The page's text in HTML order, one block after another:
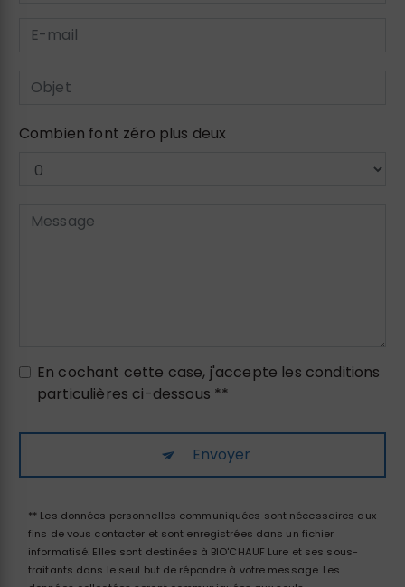
Combien font zéro plus deux
En cochant cette case, j'accepte les conditions
particulières ci-dessous **
Envoyer
** Les données personnelles communiquées sont nécessaires aux
fins de vous contacter et sont enregistrées dans un fichier
informatisé. Elles sont destinées à BIO'CHAUF Lure et ses sous-
traitants dans le seul but de répondre à votre message. Les